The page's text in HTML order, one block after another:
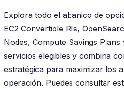
Explora todo el abanico de
EC2 Convertible RIs,
Nodes, Compute Savings Plans
servicios elegibles y combina
estratégica para maximizar los
operación. Puedes consultar